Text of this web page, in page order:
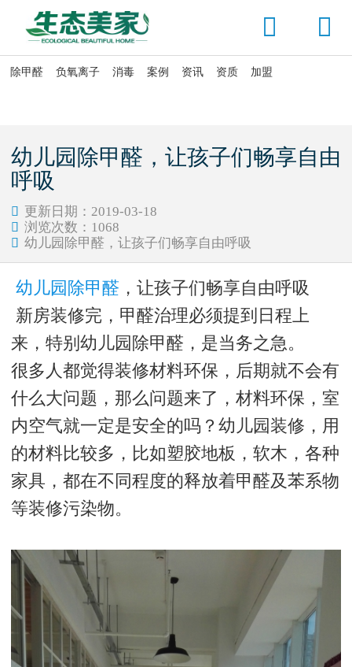


除甲醛 负氧离子 消毒 案例 资讯 资质 加盟
幼儿园除甲醛，让孩子们畅享自由
呼吸
 更新日期：2019-03-18
 浏览次数： 1068
 幼儿园除甲醛，让孩子们畅享自由呼吸
幼儿园除甲醛 ，让孩子们畅享自由呼吸
新房装修完，甲醛治理必须提到日程上
来，特别幼儿园除甲醛，是当务之急。
很多人都觉得装修材料环保，后期就不会有
什么大问题，那么问题来了，材料环保，室
内空气就一定是安全的吗？幼儿园装修，用
的材料比较多，比如塑胶地板，软木，各种
家具，都在不同程度的释放着甲醛及苯系物
等装修污染物。